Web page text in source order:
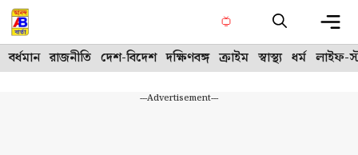
Skip
to
content
বর্ধমান রাজনীতি দেশ-বিদেশ দক্ষিণবঙ্গ ক্রাইম স্বাস্থ্য ধর্ম লাইফ-
---Advertisement---